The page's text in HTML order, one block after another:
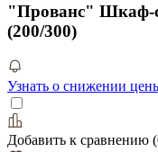
"Прованс" Шкаф-
(200/300)
Узнать о снижении
Добавить к сравнению (